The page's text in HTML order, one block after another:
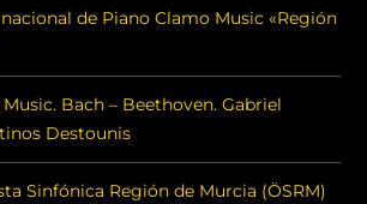
de Piano Clamo Music «Región
Bach – Beethoven. Gabriel
Destounis
Sinfónica Región de Murcia (ÖSRM)